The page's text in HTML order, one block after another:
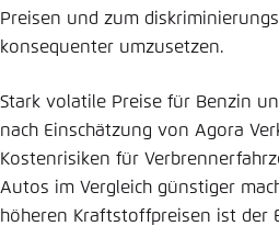
Preisen und zum
konsequenter umzusetzen.
Stark volatile Preise für Benzin
nach Einschätzung von Agora
Kostenrisiken für
Autos im Vergleich günstiger
höheren Kraftstoffpreisen ist der